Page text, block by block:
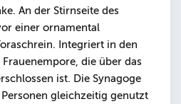
An der Stirnseite des
einer ornamental
Integriert in den
die über das
ist. Die Synagoge
gleichzeitig genutzt